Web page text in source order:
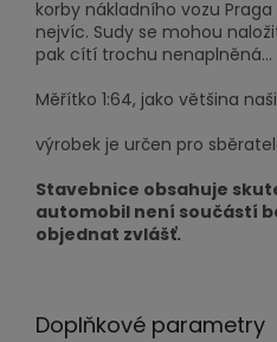
korby nákladního vozu
nejvíc. Sudy se mohou
pak cítí trochu nenaplněná...
Měřítko 1:64, jako většina
výrobek je určen pro
Stavebnice obsahuje
automobil není součástí
objednat zvlášť.
Doplňkové parametry